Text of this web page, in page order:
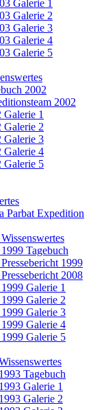
Galerie 1
Galerie 2
Galerie 3
Galerie 4
Galerie 5
2002
2002
Galerie 1
Galerie 2
Galerie 3
Galerie 4
Galerie 5
Parbat Expedition
Tagebuch
1999
2008
Galerie 1
Galerie 2
Galerie 3
Galerie 4
Galerie 5
Tagebuch
Galerie 1
Galerie 2